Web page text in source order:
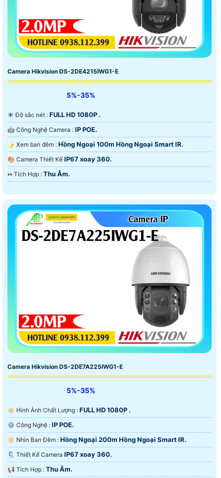
Camera Hikvision DS-2DE4215IWG1-E
5%-35%
☀️ Độ sắc nét : FULL HD 1080P .
🤖️ Công Nghệ Camera : IP POE.
🌛 Xem ban đêm : Hồng Ngoại 100m Hồng Ngoại Smart IR.
🎨 Camera Thiết Kế IP67 xoay 360.
️↭ Tích Hợp : Thu Âm.
Camera Hikvision DS-2DE7A225IWG1-E
5%-35%
🔅 Hình Ành Chất Lượng : FULL HD 1080P .
⚙ Công Nghệ : IP POE.
🔅 Nhìn Ban Đêm : Hồng Ngoại 200m Hồng Ngoại Smart IR.
🗜️ Thiết Kế Camera IP67 xoay 360.
️📢 Tích Hợp : Thu Âm.